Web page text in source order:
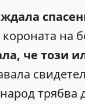
на
че този
трябва